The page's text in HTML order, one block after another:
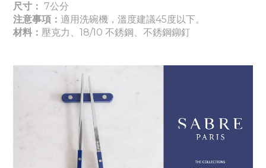
尺寸： 7公分
注意事項： 適用洗碗機，溫度建議45度以下。
材料： 壓克力、 18/10 不銹鋼、 不銹鋼鉚釘